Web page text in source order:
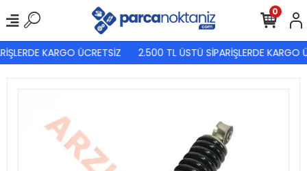
KARGO ÜCRETSİZ 2.500 TL ÜSTÜ SİPARİŞLERDE KARGO
0